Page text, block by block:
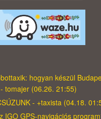
hogyan készül
tomajer (06.26. 21:55)
- +taxista (04.18.
IGO GPS-navigációs